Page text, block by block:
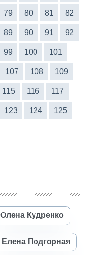
79 80 81 82
89 90 91 92
99 100 101
107 108 109
115 116 117
123 124 125
Олена Кудренко
Елена Подгорная